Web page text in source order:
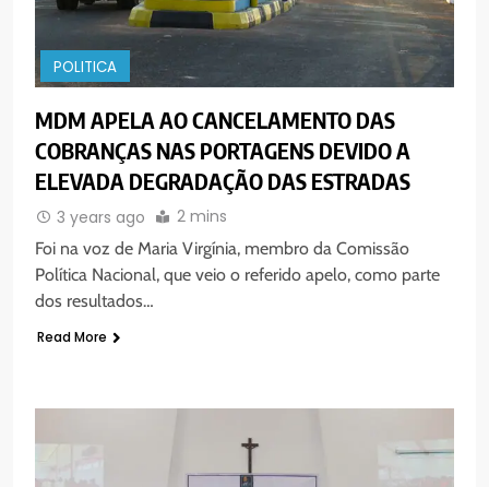
POLITICA
MDM APELA AO CANCELAMENTO DAS
COBRANÇAS NAS PORTAGENS DEVIDO A
ELEVADA DEGRADAÇÃO DAS ESTRADAS
3 years ago 2 mins
Foi na voz de Maria Virgínia, membro da Comissão
Política Nacional, que veio o referido apelo, como parte
dos resultados…
Read More